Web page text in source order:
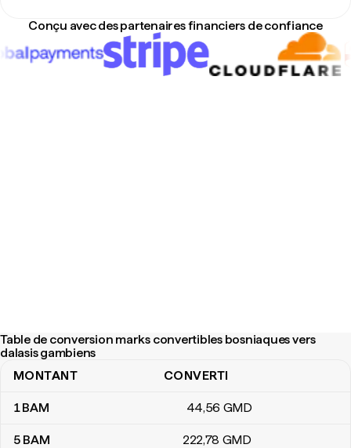
Conçu avec des partenaires financiers de confiance
Table de conversion marks convertibles bosniaques vers
dalasis gambiens
Table de conversion marks convertibles bosniaques vers dalasis
MONTANT CONVERTI
1BAM 44,56 GMD
5 BAM 222,78 GMD